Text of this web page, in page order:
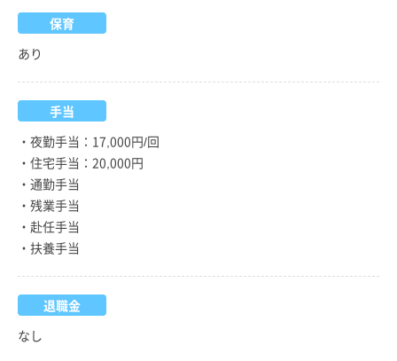
保育
あり
手当
・夜勤手当：17,000円/回
・住宅手当：20,000円
・通勤手当
・残業手当
・赴任手当
・扶養手当
退職金
なし